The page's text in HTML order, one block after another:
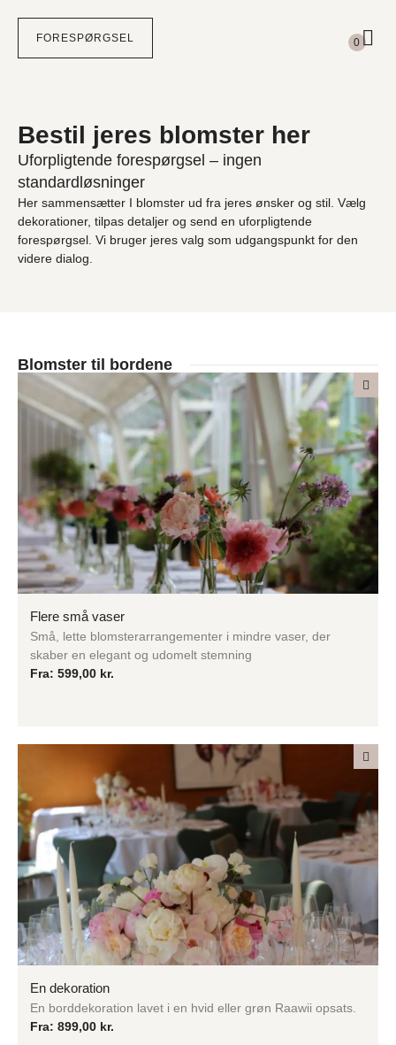
FORESPØRGSEL 0
Din kurv
Subtotal
Bestil jeres blomster her
Uforpligtende forespørgsel – ingen
standardløsninger
Her sammensætter I blomster ud fra jeres ønsker og stil. Vælg
dekorationer, tilpas detaljer og send en uforpligtende
forespørgsel. Vi bruger jeres valg som udgangspunkt for den
videre dialog.
Blomster til bordene
Flere små vaser
Små, lette blomsterarrangementer i mindre vaser, der
skaber en elegant og udomelt stemning
Fra: 599,00 kr.
En dekoration
En borddekoration lavet i en hvid eller grøn Raawii opsats.
Fra: 899,00 kr.